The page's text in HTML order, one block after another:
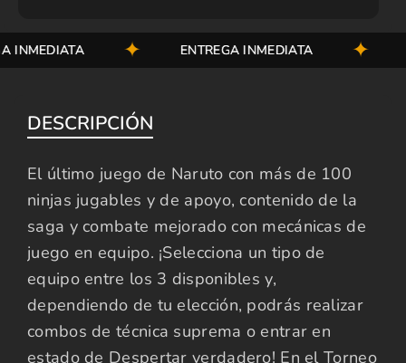
ENTREGA INMEDIATA
DESCRIPCIÓN
El último juego de Naruto con más de 100
ninjas jugables y de apoyo, contenido de la
saga y combate mejorado con mecánicas de
juego en equipo. ¡Selecciona un tipo de
equipo entre los 3 disponibles y,
dependiendo de tu elección, podrás realizar
combos de técnica suprema o entrar en
estado de Despertar verdadero! En el Torneo